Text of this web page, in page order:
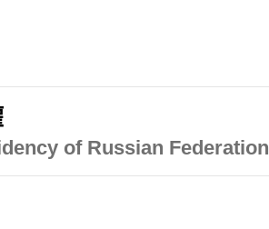
of Russian Federation